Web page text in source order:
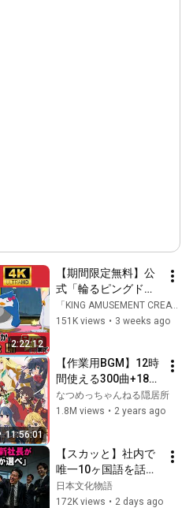
2:22:12
【期間限定無料】公
式「輪るピングドラ
ム」第1駅～第6駅一
挙配信！
「KING AMUSEMENT CREATIVE」公式チャンネル
151K views • 3 weeks ago
11:56:01
【作業用BGM】12時
間使える300曲+18の
アニソンメドレー
なつめっちゃんねる隠居所
1.8M views • 2 years ago
【スカッと】社内で
唯一10ヶ国語を話す
俺に新社長が「高卒
は不要！クビか給料
日本文化物語
172K views • 2 days ago